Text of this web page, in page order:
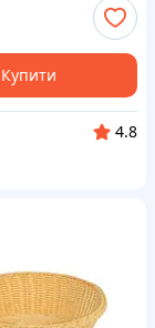
Купити
4.8